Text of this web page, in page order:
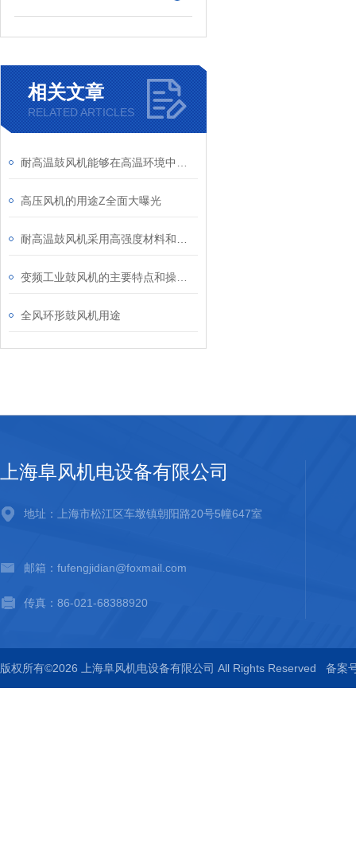
相关文章
RELATED ARTICLES
高压风机的用途Z全面大曝光
全风环形鼓风机用途
上海阜风机电设备有限公司
地址：上海市松江区车墩镇朝阳路20号5幢647室
邮箱：fufengjidian@foxmail.com
传真：86-021-68388920
版权所有©2026 上海阜风机电设备有限公司 All Rights Reserved 备案